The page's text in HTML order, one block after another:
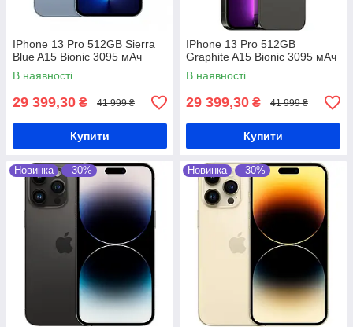
IPhone 13 Pro 512GB Sierra
Blue A15 Bionic 3095 мАч
В наявності
29 399,30 ₴ 41 999 ₴
Купити
IPhone 13 Pro 512GB
Graphite A15 Bionic 3095 мАч
В наявності
29 399,30 ₴ 41 999 ₴
Купити
Новинка –30% Новинка –30%